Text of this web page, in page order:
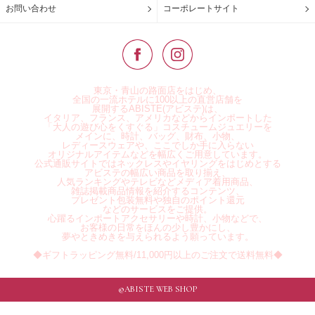
お問い合わせ コーポレートサイト
東京・青山の路面店をはじめ、
全国の一流ホテルに100以上の直営店舗を
展開するABISTE(アビステ)は、
イタリア、フランス、アメリカなどからインポートした
「大人の遊び心をくすぐる」コスチュームジュエリーを
メインに、時計、バッグ、財布、小物、
レディースウェアや、ここでしか手に入らない
オリジナルアイテムなどを幅広くご用意しています。
公式通販サイトではネックレスやイヤリングをはじめとする
アビステの幅広い商品を取り揃え、
人気ランキングやテレビなどメディア着用商品、
雑誌掲載商品情報を紹介するコンテンツ、
プレゼント包装無料や独自のポイント還元
などのサービスをご提供。
心躍るインポートアクセサリーや時計、小物などで、
お客様の日常をほんの少し豊かにし、
夢やときめきを与えられるよう願っています。
◆ギフトラッピング無料/11,000円以上のご注文で送料無料◆
©ABISTE WEB SHOP